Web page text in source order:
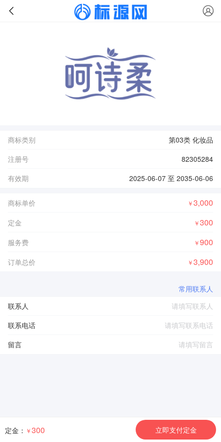
商标类别
第03类 化妆品
注册号
82305284
有效期
2025-06-07 至 2035-06-06
商标单价 ￥3,000
定金 ￥300
服务费 ￥900
订单总价 ￥3,900
常用联系人
联系人
联系电话
留言
定金： ￥300 立即支付定金